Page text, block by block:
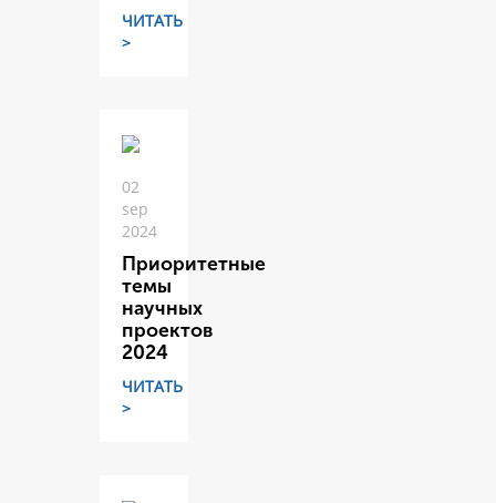
ЧИТАТЬ
>
02
sep
2024
Приоритетные
темы
научных
проектов
2024
ЧИТАТЬ
>